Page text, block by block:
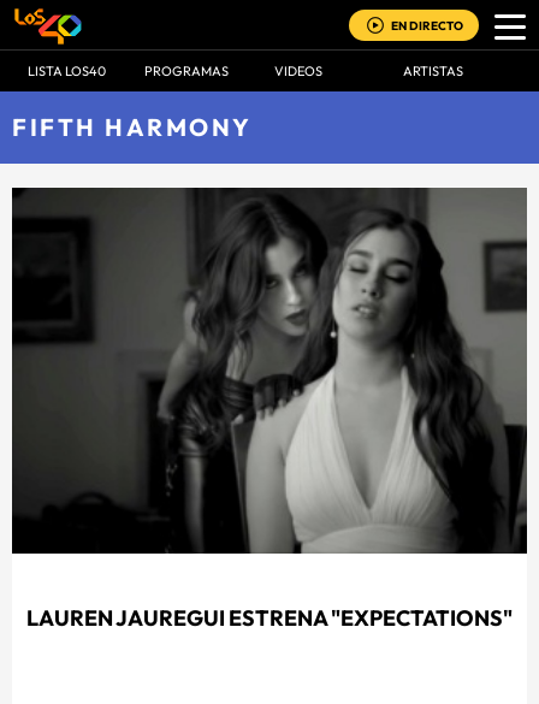
EN DIRECTO
LISTA LOS40 PROGRAMAS VIDEOS ARTISTAS
FIFTH HARMONY
LAUREN JAUREGUI ESTRENA "EXPECTATIONS"